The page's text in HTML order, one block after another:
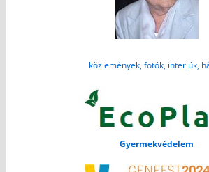
közlemények, fotók, interjúk,
Gyermekvédelem